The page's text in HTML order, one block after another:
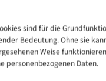
3/4
2/3
sind für die
Bedeutung. Ohne sie
Weise
personenbezogenen Daten.